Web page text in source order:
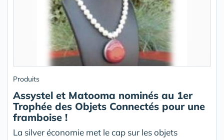
Produits
Assystel et Matooma nominés au 1er
Trophée des Objets Connectés pour une
framboise !
La silver économie met le cap sur les objets